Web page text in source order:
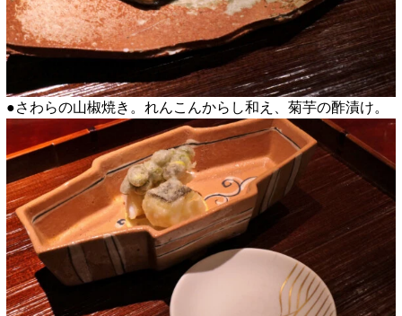
●さわらの山椒焼き。れんこんからし和え、菊芋の酢漬け。